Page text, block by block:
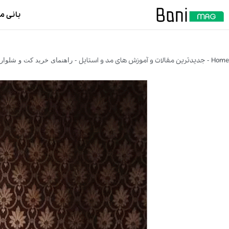
بانی
Home
- جدیدترین مقالات و آموزش های مد و استایل - راهنمای خرید کت و شلوار